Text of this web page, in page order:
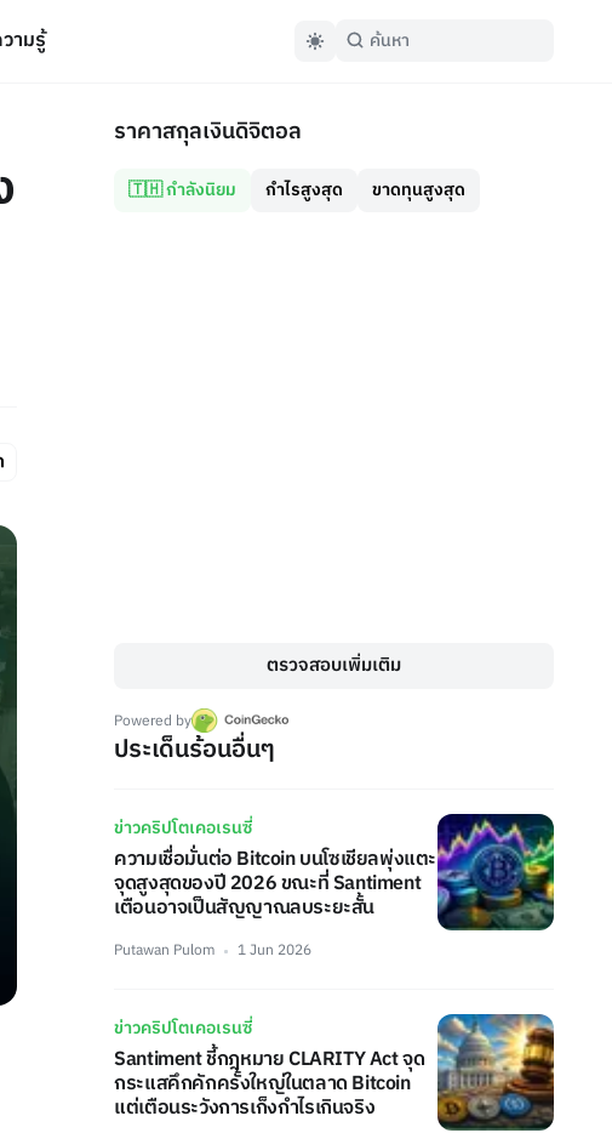
ามรู้
ราคาสกุลเงินดิจิตอล
🇹🇭 กำลังนิยม กำไรสูงสุด ขาดทุนสูงสุด
ตรวจสอบเพิ่มเติม
Powered by
ประเด็นร้อนอื่นๆ
ข่าวคริปโตเคอเรนซี่
ความเชื่อมั่นต่อ Bitcoin บนโซเชียลพุ่งแตะ
จุดสูงสุดของปี 2026 ขณะที่ Santiment
เตือนอาจเป็นสัญญาณลบระยะสั้น
Putawan Pulom 1 Jun 2026
ข่าวคริปโตเคอเรนซี่
Santiment ชี้กฎหมาย CLARITY Act จุด
กระแสคึกคักครั้งใหญ่ในตลาด Bitcoin
แต่เตือนระวังการเก็งกำไรเกินจริง